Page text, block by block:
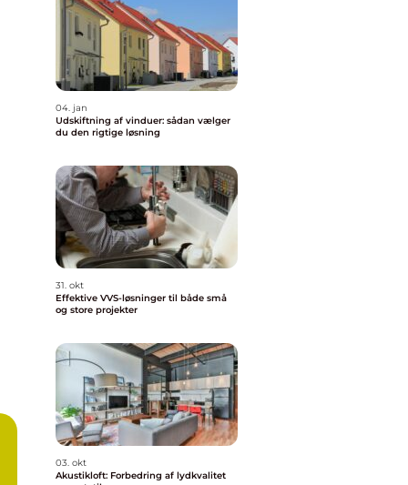
04. jan
Udskiftning af vinduer: sådan vælger
du den rigtige løsning
31. okt
Effektive VVS-løsninger til både små
og store projekter
03. okt
Akustikloft: Forbedring af lydkvalitet